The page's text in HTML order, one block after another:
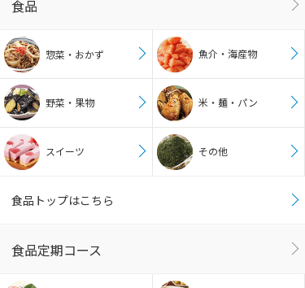
食品
惣菜・おかず 魚介・海産物
野菜・果物 米・麺・パン
スイーツ その他
食品トップはこちら
食品定期コース